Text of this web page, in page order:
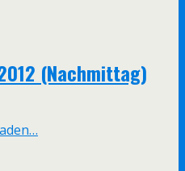
(Nachmittag)